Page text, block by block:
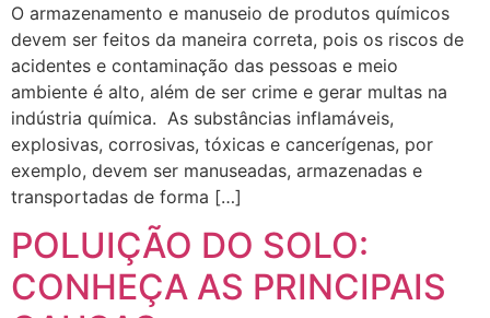
O armazenamento e manuseio de produtos químicos
devem ser feitos da maneira correta, pois os riscos de
acidentes e contaminação das pessoas e meio
ambiente é alto, além de ser crime e gerar multas na
indústria química. As substâncias inflamáveis,
explosivas, corrosivas, tóxicas e cancerígenas, por
exemplo, devem ser manuseadas, armazenadas e
transportadas de forma […]
POLUIÇÃO DO SOLO:
CONHEÇA AS PRINCIPAIS